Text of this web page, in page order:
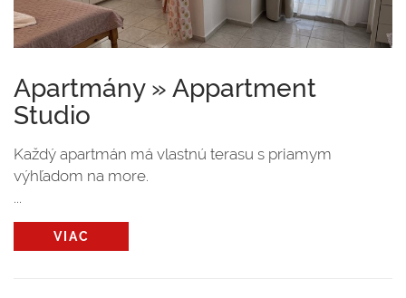
Apartmány » Appartment
Studio
Každý apartmán má vlastnú terasu s priamym
výhľadom na more.
...
VIAC